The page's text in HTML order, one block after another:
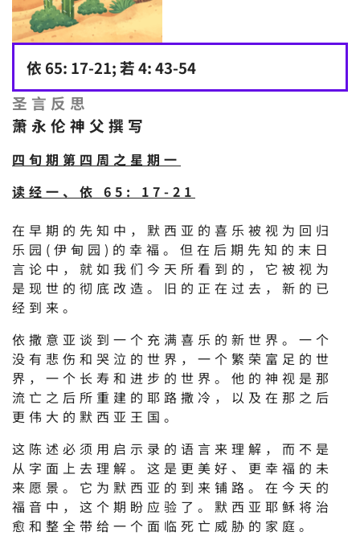
依 65: 17-21; 若 4: 43-54
圣言反思
萧永伦神父撰写
四旬期第四周之星期一
读经一、依 65: 17-21
在早期的先知中，默西亚的喜乐被视为回归
乐园(伊甸园)的幸福。但在后期先知的末日
言论中，就如我们今天所看到的，它被视为
是现世的彻底改造。旧的正在过去，新的已
经到来。
依撒意亚谈到一个充满喜乐的新世界。一个
没有悲伤和哭泣的世界，一个繁荣富足的世
界，一个长寿和进步的世界。他的神视是那
流亡之后所重建的耶路撒冷，以及在那之后
更伟大的默西亚王国。
这陈述必须用启示录的语言来理解，而不是
从字面上去理解。这是更美好、更幸福的未
来愿景。它为默西亚的到来铺路。在今天的
福音中，这个期盼应验了。默西亚耶稣将治
愈和整全带给一个面临死亡威胁的家庭。